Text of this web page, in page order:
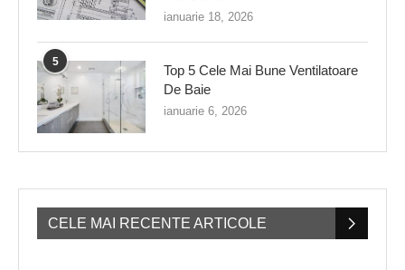
ianuarie 18, 2026
5
Top 5 Cele Mai Bune Ventilatoare
De Baie
ianuarie 6, 2026
CELE MAI RECENTE ARTICOLE